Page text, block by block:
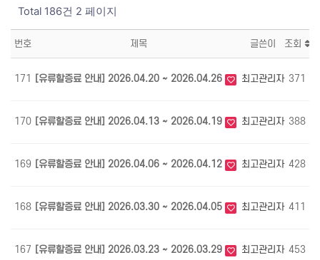
Total 186건 2 페이지
번호 제목 글쓴이 조회
171 [유류할증료 안내] 2026.04.20 ~ 2026.04.26 최고관리자 371
170 [유류할증료 안내] 2026.04.13 ~ 2026.04.19 최고관리자 388
169 [유류할증료 안내] 2026.04.06 ~ 2026.04.12 최고관리자 428
168 [유류할증료 안내] 2026.03.30 ~ 2026.04.05 최고관리자 411
167 [유류할증료 안내] 2026.03.23 ~ 2026.03.29 최고관리자 453